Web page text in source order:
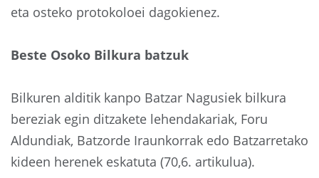
eta osteko protokoloei dagokienez.
Beste Osoko Bilkura batzuk
Bilkuren alditik kanpo Batzar Nagusiek bilkura
bereziak egin ditzakete lehendakariak, Foru
Aldundiak, Batzorde Iraunkorrak edo Batzarretako
kideen herenek eskatuta (70,6. artikulua).